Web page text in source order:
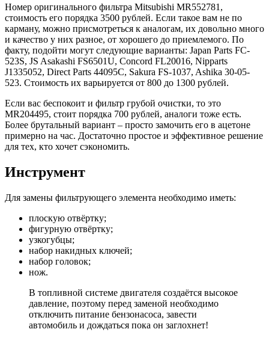
Номер оригинального фильтра Mitsubishi MR552781,
стоимость его порядка 3500 рублей. Если такое вам не по
карману, можно присмотреться к аналогам, их довольно много
и качество у них разное, от хорошего до приемлемого. По
факту, подойти могут следующие варианты: Japan Parts FC-
523S, JS Asakashi FS6501U, Concord FL20016, Nipparts
J1335052, Direct Parts 44095C, Sakura FS-1037, Ashika 30-05-
523. Стоимость их варьируется от 800 до 1300 рублей.
Если вас беспокоит и фильтр грубой очистки, то это
MR204495, стоит порядка 700 рублей, аналоги тоже есть.
Более брутальный вариант – просто замочить его в ацетоне
примерно на час. Достаточно простое и эффективное решение
для тех, кто хочет сэкономить.
Инструмент
Для замены фильтрующего элемента необходимо иметь:
плоскую отвёртку;
фигурную отвёртку;
узкогубцы;
набор накидных ключей;
набор головок;
нож.
В топливной системе двигателя создаётся высокое
давление, поэтому перед заменой необходимо
отключить питание бензонасоса, завести
автомобиль и дождаться пока он заглохнет!